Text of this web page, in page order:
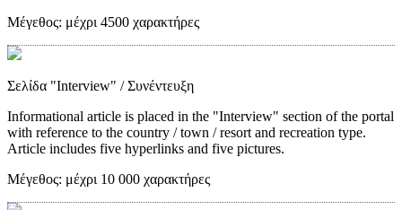
Μέγεθος: μέχρι 4500 χαρακτήρες
Σελίδα "Interview" / Συνέντευξη
Informational article is placed in the "Interview" section of the portal
with reference to the country / town / resort and recreation type.
Article includes five hyperlinks and five pictures.
Μέγεθος: μέχρι 10 000 χαρακτήρες